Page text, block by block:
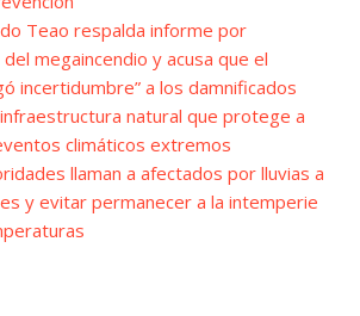
Teao respalda informe por
megaincendio y acusa que el
incertidumbre” a los damnificados
natural que protege a
climáticos extremos
llaman a afectados por lluvias a
y evitar permanecer a la intemperie